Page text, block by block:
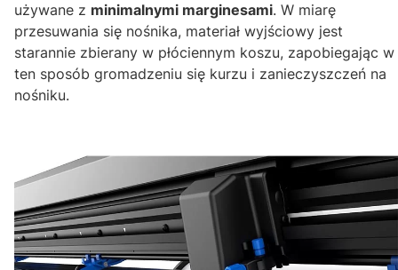
używane z minimalnymi marginesami. W miarę
przesuwania się nośnika, materiał wyjściowy jest
starannie zbierany w płóciennym koszu, zapobiegając w
ten sposób gromadzeniu się kurzu i zanieczyszczeń na
nośniku.